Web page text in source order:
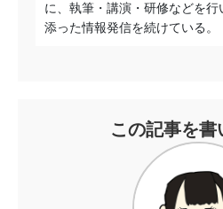
に、執筆・講演・研修などを行
添った情報発信を続けている。
この記事を書